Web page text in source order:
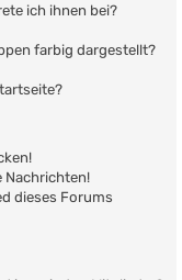
ich ihnen bei?
farbig dargestellt?
Nachrichten!
dieses Forums